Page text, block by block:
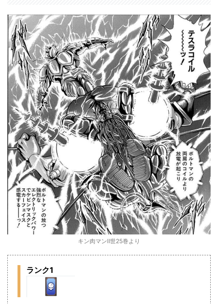
キン肉マンⅡ世25巻より
ランク1